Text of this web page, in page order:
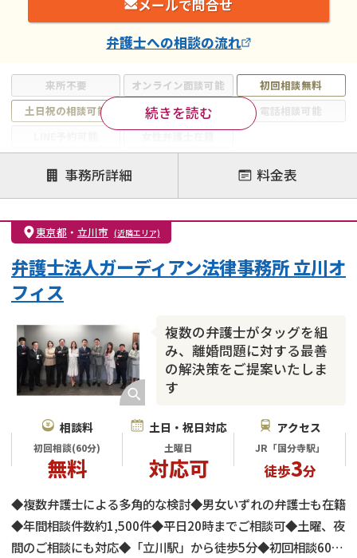
来所不要 オンライン面談可能
初回相談無料
土日祝の相談可能
19時以降電話可能
電話相談可能
注力案件
離婚前相談
離婚調停
離婚裁判
親権・面会交流権
DV
モラハラ
不貞・不倫慰謝料請求
国際離婚
財産分与
内縁の夫婦 熟年離婚
続きを読む
メールで問合せ
弁護士への相談の流れ
事務所詳細 料金表
東京都 ・ 立川市 (近隣エリア)
複数の弁護士がタッグを組
み、離婚問題に対する最善
の解決策をご提案いたしま
す
弁護士法人ガーディアン法律事務所 立川オ
フィス
相談料
初回相談(60分)
無料
土日・祝日対応
土曜日
対応可
アクセス
JR「国分寺駅」
徒歩3分
◆複数弁護士による多角的な検討◆男女いずれの弁護士も在籍
◆年間相談件数約1,500件◆平日20時までご相談可◆土曜、夜
間のご相談にも対応◆「立川駅」から徒歩5分◆初回相談60分